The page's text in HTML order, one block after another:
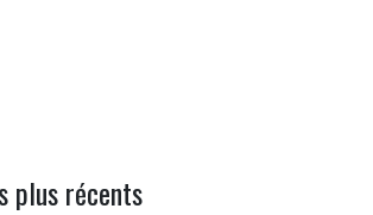
plus récents